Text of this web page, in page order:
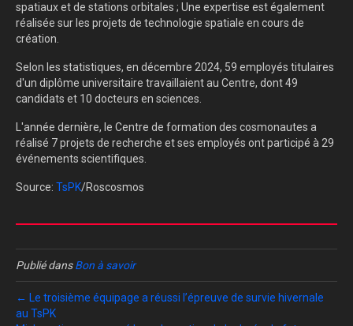
spatiaux et de stations orbitales ; Une expertise est également
réalisée sur les projets de technologie spatiale en cours de
création.
Selon les statistiques, en décembre 2024, 59 employés titulaires
d'un diplôme universitaire travaillaient au Centre, dont 49
candidats et 10 docteurs en sciences.
L'année dernière, le Centre de formation des cosmonautes a
réalisé 7 projets de recherche et ses employés ont participé à 29
événements scientifiques.
Source: TsPK/Roscosmos
Publié dansBon à savoir
← Le troisième équipage a réussi l’épreuve de survie hivernale
au TsPK